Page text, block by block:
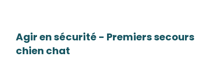
Agir en sécurité - Premiers secours
chien chat